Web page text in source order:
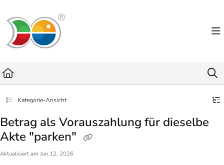
Fetch the complete documentation index at:
Use this file to discover all available pages before exploring further.
Kategorie-Ansicht
Betrag als Vorauszahlung für dieselbe
Akte "parken"
Aktualisiert am Jun 12, 2026